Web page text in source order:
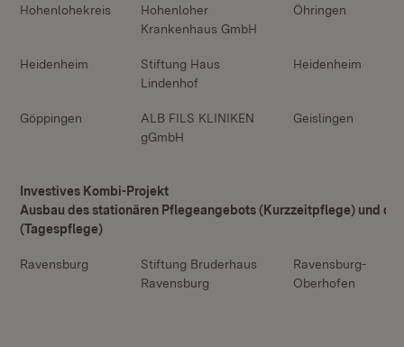
Hohenlohekreis
Hohenloher
Krankenhaus GmbH
Öhringen
Heidenheim
Stiftung Haus
Lindenhof
Heidenheim
Göppingen
ALB FILS KLINIKEN
gGmbH
Geislingen
Investives Kombi-Projekt
Ausbau des stationären Pflegeangebots (Kurzzeitpflege) und
(Tagespflege)
Ravensburg
Stiftung Bruderhaus
Ravensburg
Ravensburg-
Oberhofen